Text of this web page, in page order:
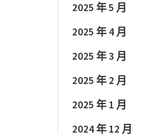
2025 年 5 月
2025 年 4 月
2025 年 3 月
2025 年 2 月
2025 年 1 月
2024 年 12 月